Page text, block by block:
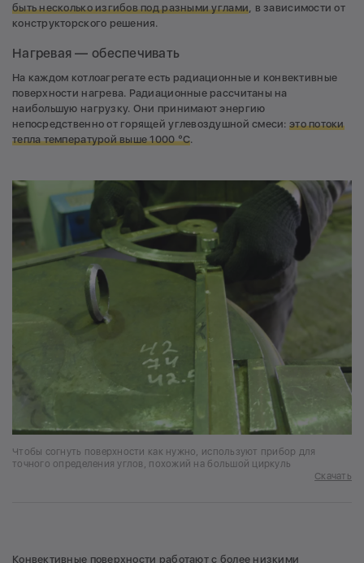
быть несколько изгибов под разными углами , в зависимости от
конструкторского решения.
Нагревая — обеспечивать
На каждом котлоагрегате есть радиационные и конвективные
поверхности нагрева. Радиационные рассчитаны на
наибольшую нагрузку. Они принимают энергию
непосредственно от горящей углевоздушной смеси: это потоки
тепла температурой выше 1000 °С.
Чтобы согнуть поверхности как нужно, используют прибор для
точного определения углов, похожий на большой циркуль
Скачать
Конвективные поверхности работают с более низкими